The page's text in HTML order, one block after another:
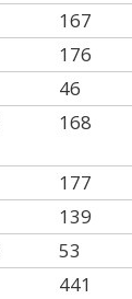
167
176
46
168
177
139
53
441